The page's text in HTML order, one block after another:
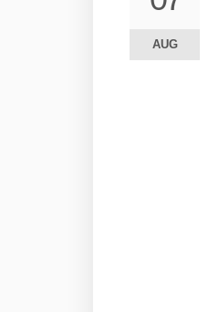
AUG
AUG